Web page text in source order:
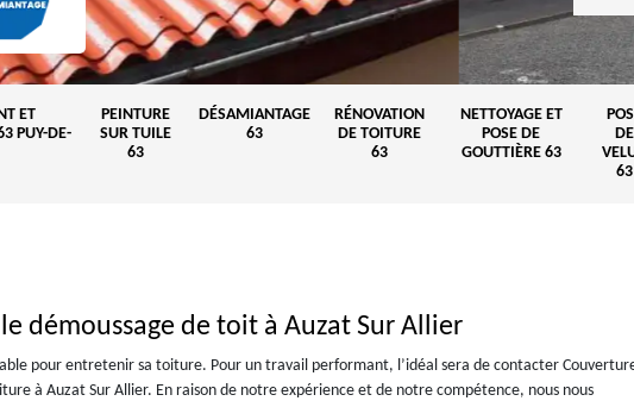
ET
PUY-DE-
PEINTURE
SUR TUILE
63
DÉSAMIANTAGE
63
RÉNOVATION
DE TOITURE
63
NETTOYAGE ET
POSE DE
GOUTTIÈRE 63
DE
63
démoussage de toit à Auzat Sur Allier
pour entretenir sa toiture. Pour un travail performant, l’idéal sera de contacter
à Auzat Sur Allier. En raison de notre expérience et de notre compétence, nous nous